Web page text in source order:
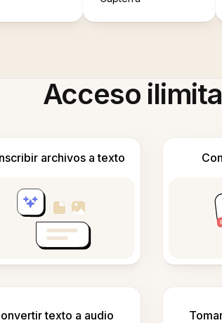
Acceso
archivos a texto
texto a audio